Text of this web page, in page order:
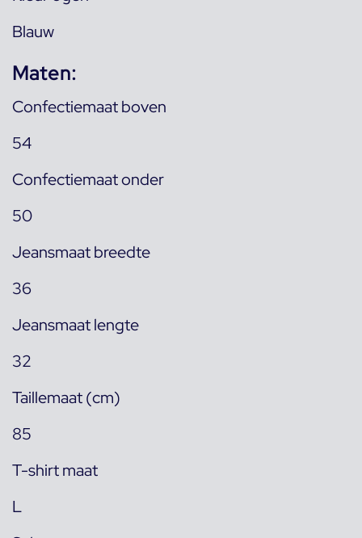
Blauw
Maten:
Confectiemaat boven
54
Confectiemaat onder
50
Jeansmaat breedte
36
Jeansmaat lengte
32
Taillemaat (cm)
85
T-shirt maat
L